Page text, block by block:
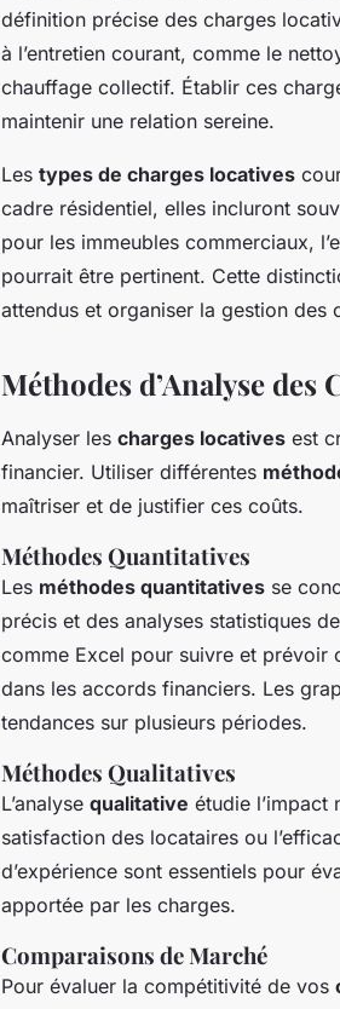
définition précise des charges
à l’entretien courant, comme le
chauffage collectif. Établir ces
maintenir une relation sereine.
Les types de charges locatives
cadre résidentiel, elles incluront
pour les immeubles commerciaux,
pourrait être pertinent. Cette
attendus et organiser la gestion des
Méthodes d’Analyse des
Analyser les charges locatives est
financier. Utiliser différentes
maîtriser et de justifier ces coûts.
Méthodes Quantitatives
Les méthodes quantitatives se
précis et des analyses statistiques
comme Excel pour suivre et prévoir
dans les accords financiers. Les
tendances sur plusieurs périodes.
Méthodes Qualitatives
L’analyse qualitative étudie l’impact
satisfaction des locataires ou
d’expérience sont essentiels pour
apportée par les charges.
Comparaisons de Marché
Pour évaluer la compétitivité de vos